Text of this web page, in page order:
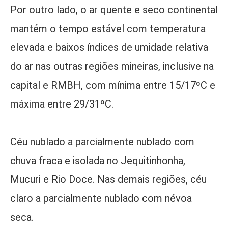
Por outro lado, o ar quente e seco continental
mantém o tempo estável com temperatura
elevada e baixos índices de umidade relativa
do ar nas outras regiões mineiras, inclusive na
capital e RMBH, com mínima entre 15/17ºC e
máxima entre 29/31ºC.
Céu nublado a parcialmente nublado com
chuva fraca e isolada no Jequitinhonha,
Mucuri e Rio Doce. Nas demais regiões, céu
claro a parcialmente nublado com névoa
seca.